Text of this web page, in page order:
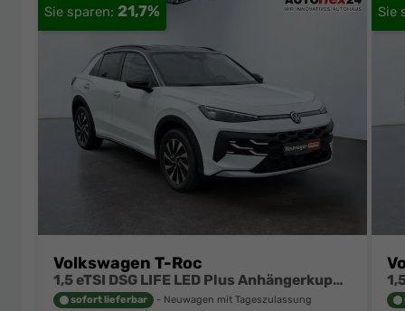
21,7%
Volkswagen T-Roc
1,5 eTSI DSG LIFE LED Plus Anhängerkupplung Navigation Digital Pro Sitzheizung beheiztes Lenkrad 17 Zoll Alu 5J Garantie
sofort lieferbar Neuwagen mit Tageszulassung